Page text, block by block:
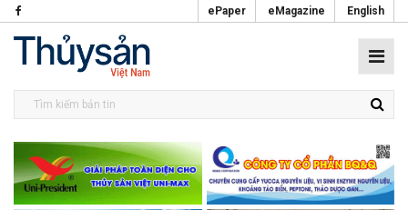
ePaper eMagazine English